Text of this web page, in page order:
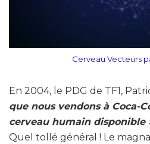
Cerveau Vecteurs
En 2004, le PDG de TF1,
que nous vendons à Coca-
cerveau humain disponible
Quel tollé général ! Le